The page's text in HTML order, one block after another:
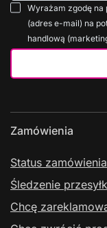
Wyrażam zgodę
(adres e-mail) na
handlową
Zamówienia
Status zamówienia
Śledzenie
Chcę